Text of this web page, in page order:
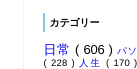
プからはじめて
ってきました、
ャンプ場 ...
カテゴリー
日常 ( 606 )パ
( 228 ) 人生 ( 170 )